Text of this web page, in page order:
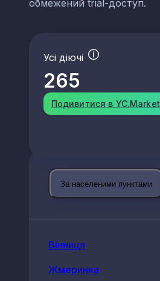
обмежений trial-доступ.
Усі діючі
265
Подивитися в YC.Market
За населеними пунктами
Вінниця
Жмеринка